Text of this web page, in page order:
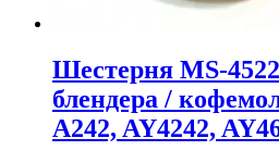
Шестерня MS-
блендера /
A242, AY4242,